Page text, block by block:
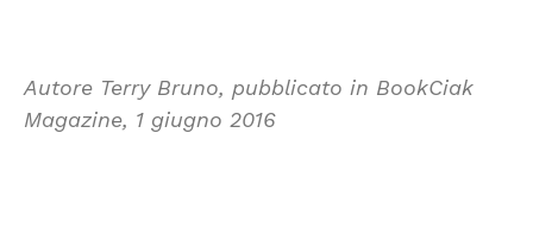
Autore Terry Bruno, pubblicato in BookCiak
Magazine, 1 giugno 2016